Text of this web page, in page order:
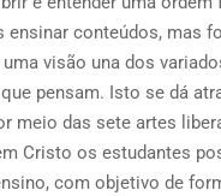
conteúdos, mas
visão una dos
pensam. Isto se dá
meio das sete artes
Cristo os estudantes
com objetivo de